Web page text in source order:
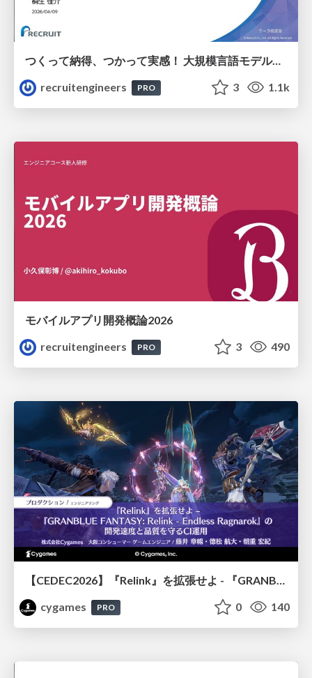
つくって納得、つかって実感！ 大規模言語モデルことはじめ ver2.0
recruitengineers
PRO 3 1.1k
モバイルアプリ開発概論2026
recruitengineers
PRO 3 490
cygames
PRO 0 140